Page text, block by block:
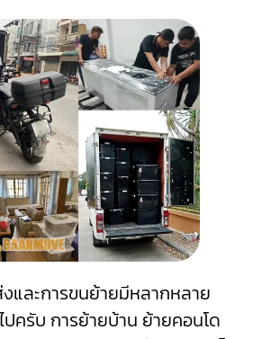
ละการขนย้ายมีหลากหลาย
ครับ การย้ายบ้าน ย้ายคอนโด